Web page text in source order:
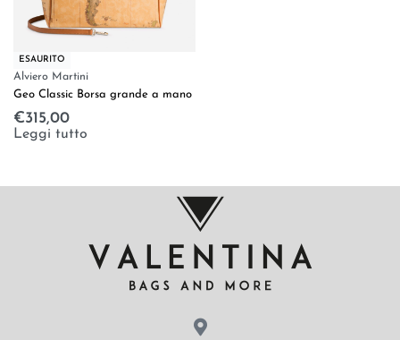
ESAURITO
Alviero Martini
Geo Classic Borsa grande a mano
€315,00
Leggi tutto